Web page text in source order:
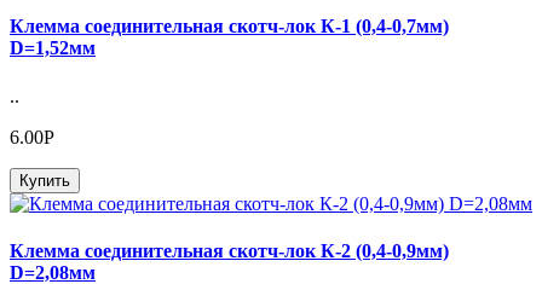
Клемма соединительная скотч-лок К-1 (0,4-0,7мм)
D=1,52мм
..
6.00Р
Купить
Клемма соединительная скотч-лок К-2 (0,4-0,9мм)
D=2,08мм